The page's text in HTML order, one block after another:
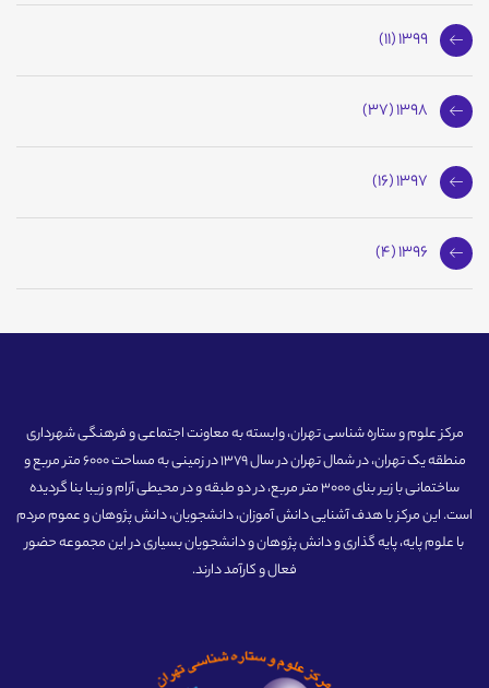
1399 (11)
1398 (37)
1397 (16)
1396 (4)
مرکز علوم و ستاره شناسی تهران، وابسته به معاونت اجتماعی و فرهنگی شهرداری
منطقه یک تهران، در شمال تهران در سال 1379 در زمینی به مساحت 6000 متر مربع و
ساختمانی با زیر بنای 3000 متر مربع، در دو طبقه و در محیطی آرام و زیبا بنا گردیده
است. این مرکز با هدف آشنایی دانش آموزان، دانشجویان، دانش پژوهان و عموم مردم
با علوم پایه، پایه گذاری و دانش پژوهان و دانشجویان بسیاری در این مجموعه حضور
فعال و کارآمد دارند.